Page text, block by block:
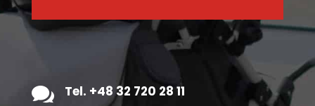
 Tel. +48 32 720 28 11